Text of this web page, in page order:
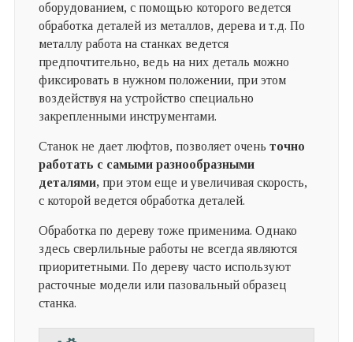
оборудованием, с помощью которого ведется
обработка деталей из металлов, дерева и т.д. По
металлу работа на станках ведется
предпочтительно, ведь на них деталь можно
фиксировать в нужном положении, при этом
воздействуя на устройство специально
закрепленными инструментами.
Станок не дает люфтов, позволяет очень точно
работать с самыми разнообразными
деталями,при этом еще и увеличивая скорость,
с которой ведется обработка деталей.
Обработка по дереву тоже применима. Однако
здесь сверлильные работы не всегда являются
приоритетными. По дереву часто используют
расточные модели или пазовальный образец
станка.